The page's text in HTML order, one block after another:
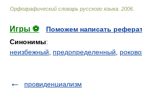
Орфографический словарь русского языка 2006
Игры ⚽
Поможем написать
Синонимы:
неизбежный
предопределенный
провиденциализм